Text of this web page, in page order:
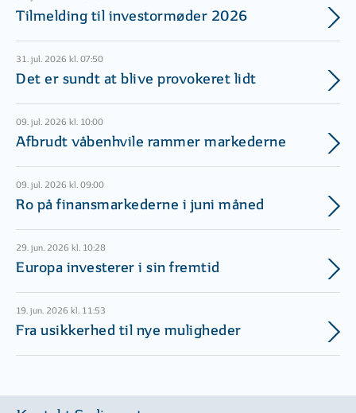
Tilmelding til investormøder 2026
31. jul. 2026 kl. 07:50
Det er sundt at blive provokeret lidt
09. jul. 2026 kl. 10:00
Afbrudt våbenhvile rammer markederne
09. jul. 2026 kl. 09:00
Ro på finansmarkederne i juni måned
29. jun. 2026 kl. 10:28
Europa investerer i sin fremtid
19. jun. 2026 kl. 11:53
Fra usikkerhed til nye muligheder